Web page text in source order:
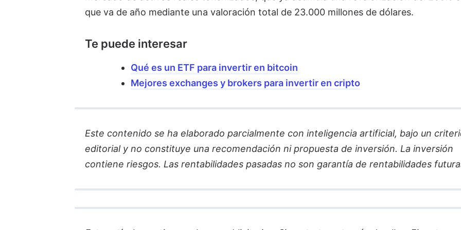
que va de año mediante una valoración total de 23.000 millones de dólares.
Te puede interesar
Qué es un ETF para invertir en bitcoin
Mejores exchanges y brokers para invertir en cripto
Este contenido se ha elaborado parcialmente con inteligencia artificial, bajo un
editorial y no constituye una recomendación ni propuesta de inversión. La inversión
contiene riesgos. Las rentabilidades pasadas no son garantía de rentabilidades